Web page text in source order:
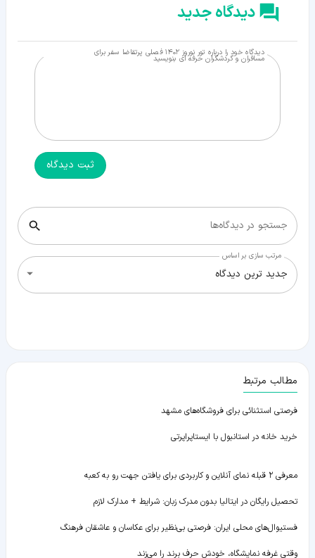
دیدگاه جدید
دیدگاه خود را درباره تور نوروز ۱۴۰۲ فصلی پرتقاضا سفر برای
مسافران و گردشگران حرفه ای بنویسید
ثبت دیدگاه
جستجو در دیدگاه‌ها
مرتب سازی بر اساس
جدید ترین دیدگاه
مطالب مرتبط
فرصتی استثنائی برای فروشگاه‌های مشهد
خرید خانه در استانبول با ایستاپراپرتی
معرفی ۲ قبله نمای آنلاین و کاربردی برای یافتن جهت رو به کعبه
تحصیل رایگان در ایتالیا بدون مدرک زبان: شرایط + مدارک لازم
فستیوال‌های محلی ایران: فرصتی بی‌نظیر برای عکاسان و عاشقان فرهنگ
وقتی غرفه نمایشگاه، خودش حرف برند را می‌زند